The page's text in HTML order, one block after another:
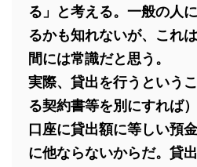
る」と考える。一般の人
るかも知れないが、これ
間には常識だと思う。
実際、貸出を行うという
る契約書等を別にすれば
口座に貸出額に等しい預
に他ならないからだ。貸